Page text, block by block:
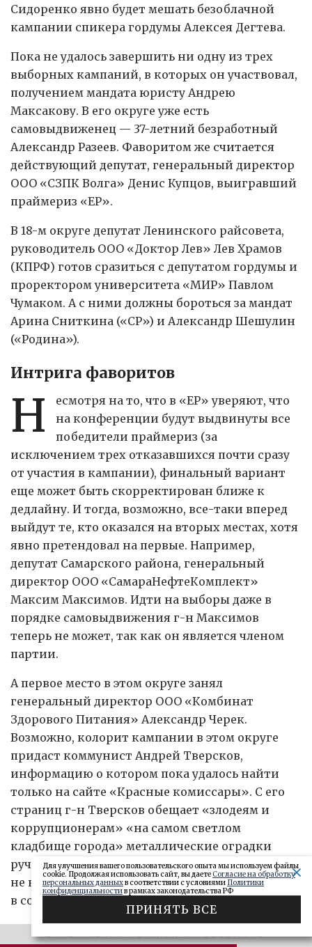
Сидоренко явно будет мешать безоблачной
кампании спикера гордумы Алексея Дегтева.
Пока не удалось завершить ни одну из трех
выборных кампаний, в которых он участвовал,
получением мандата юристу Андрею
Максакову. В его округе уже есть
самовыдвиженец — 37-летний безработный
Александр Разеев. Фаворитом же считается
действующий депутат, генеральный директор
ООО «СЗПК Волга» Денис Купцов, выигравший
праймериз «ЕР».
В 18-м округе депутат Ленинского райсовета,
руководитель ООО «Доктор Лев» Лев Храмов
(КПРФ) готов сразиться с депутатом гордумы и
проректором университета «МИР» Павлом
Чумаком. А с ними должны бороться за мандат
Арина Сниткина («СР») и Александр Шешулин
(«Родина»).
Интрига фаворитов
Н
есмотря на то, что в «ЕР» уверяют, что
на конференции будут выдвинуты все
победители праймериз (за
исключением трех отказавшихся почти сразу
от участия в кампании), финальный вариант
еще может быть скорректирован ближе к
дедлайну. И тогда, возможно, все-таки вперед
выйдут те, кто оказался на вторых местах, хотя
явно претендовал на первые. Например,
депутат Самарского района, генеральный
директор ООО «СамараНефтеКомплект»
Максим Максимов. Идти на выборы даже в
порядке самовыдвижения г-н Максимов
теперь не может, так как он является членом
партии.
А первое место в этом округе занял
генеральный директор ООО «Комбинат
Здорового Питания» Александр Черек.
Возможно, колорит кампании в этом округе
придаст коммунист Андрей Тверсков,
информацию о котором пока удалось найти
только на сайте «Красные комиссары». С его
страниц г-н Тверсков обещает «злодеям и
коррупционерам» «на самом светлом
кладбище города» металлические оградки
ручной работы с памятными надписями, если
не вернут награбленное народу и не покаются
в содеянном.
Для улучшения вашего пользовательского опыта мы используем файлы
cookie. Продолжая использовать сайт, вы даетеСогласие на обработку
персональных данныхв соответствии с условиями Политики
конфиденциальностив рамках законодательства РФ
ПРИНЯТЬ ВСЕ
ЭФФЕКТИВНАЯ РЕКЛАМА НА OBOZ.INFO